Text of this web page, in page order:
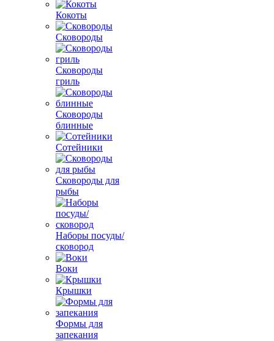
Кокоты
Сковороды
Сковороды
гриль
Сковороды
блинные
Сотейники
Сковороды для
рыбы
Наборы посуды/
сковород
Воки
Крышки
Формы для
запекания